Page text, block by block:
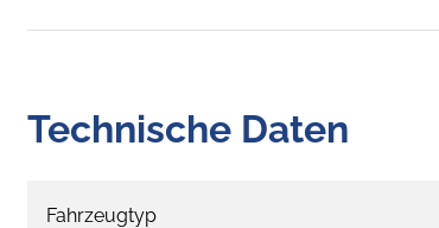
Technische Daten
Fahrzeugtyp